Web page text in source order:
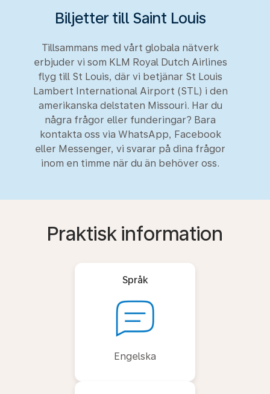
Biljetter till Saint Louis
Tillsammans med vårt globala nätverk
erbjuder vi som KLM Royal Dutch Airlines
flyg till St Louis, där vi betjänar St Louis
Lambert International Airport (STL) i den
amerikanska delstaten Missouri. Har du
några frågor eller funderingar? Bara
kontakta oss via WhatsApp, Facebook
eller Messenger, vi svarar på dina frågor
inom en timme när du än behöver oss.
Praktisk information
Språk
Engelska